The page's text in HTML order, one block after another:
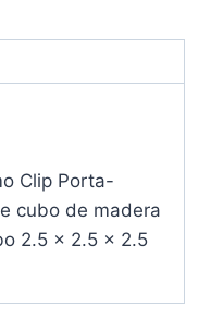
Clip Porta-
cubo de madera
2.5 x 2.5 x 2.5